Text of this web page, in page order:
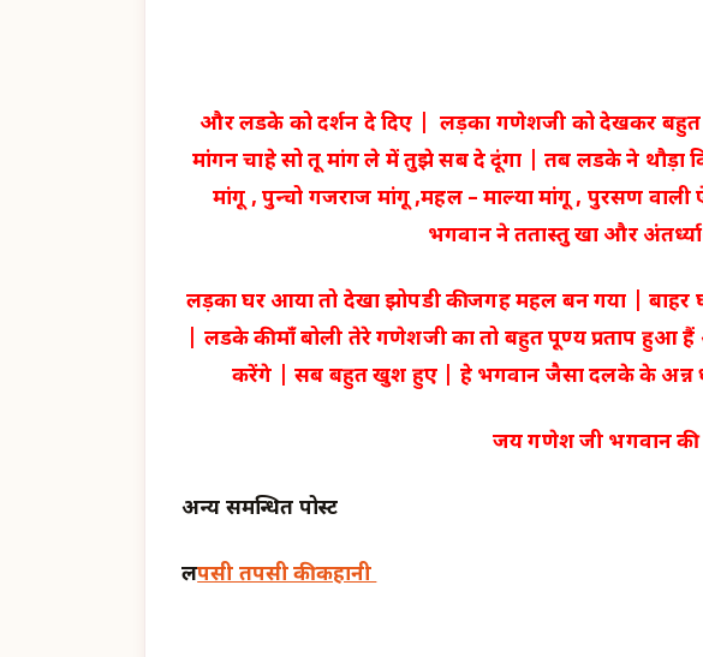
और लडके को दर्शन दे दिए | लड़का गणेशजी को देखकर
मांगन चाहे सो तू मांग ले में तुझे सब दे दूंगा | तब लडके ने थौड़ा
मांगू , पुन्चो गजराज मांगू ,महल – माल्या मांगू , पुरसण
भगवान ने ततास्तु खा और
लड़का घर आया तो देखा झोपडी की जगह महल बन गया | बाहर
| लडके की माँ बोली तेरे गणेशजी का तो बहुत पूण्य प्रताप
करेंगे | सब बहुत खुश हुए | हे भगवान जैसा दलके के अन्न
जय गणेश जी भगवान की
अन्य समन्धित पोस्ट
लपसी तपसी की कहानी